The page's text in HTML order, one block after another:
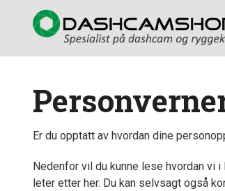
innholdet
Er du opptatt av hvordan dine
Nedenfor vil du kunne lese hvordan vi
leter etter her. Du kan selvsagt også